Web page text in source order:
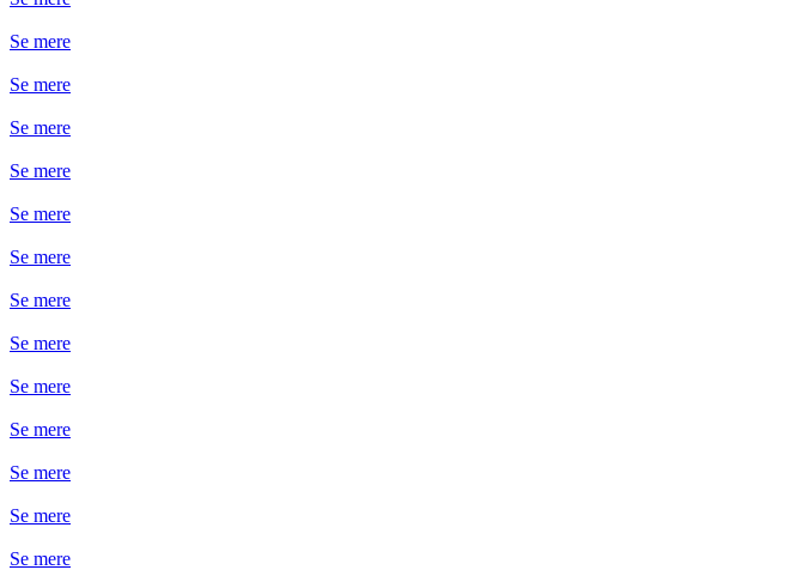
Se mere
Se mere
Se mere
Se mere
Se mere
Se mere
Se mere
Se mere
Se mere
Se mere
Se mere
Se mere
Se mere